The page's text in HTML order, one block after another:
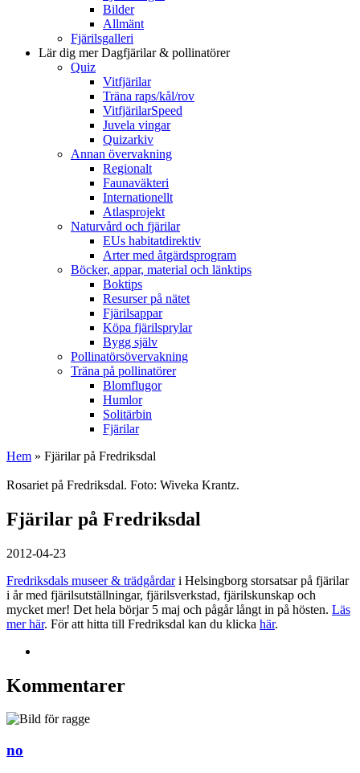
Bilder
Allmänt
Fjärilsgalleri
Lär dig merDagfjärilar & pollinatörer
Quiz
Vitfjärilar
Träna raps/kål/rov
VitfjärilarSpeed
Juvela vingar
Quizarkiv
Annan övervakning
Regionalt
Faunaväkteri
Internationellt
Atlasprojekt
Naturvård och fjärilar
EUs habitatdirektiv
Arter med åtgärdsprogram
Böcker, appar, material och länktips
Boktips
Resurser på nätet
Fjärilsappar
Köpa fjärilsprylar
Bygg själv
Pollinatörsövervakning
Träna på pollinatörer
Blomflugor
Humlor
Solitärbin
Fjärilar
Hem » Fjärilar på Fredriksdal
Rosariet på Fredriksdal. Foto: Wiveka Krantz.
Fjärilar på Fredriksdal
2012-04-23
Fredriksdals museer & trädgårdari Helsingborg storsatsar på fjärilar
i år med fjärilsutställningar, fjärilsverkstad, fjärilskunskap och
mycket mer! Det hela börjar 5 maj och pågår långt in på hösten. Läs
mer här. För att hitta till Fredriksdal kan du klicka här.
Kommentarer
no